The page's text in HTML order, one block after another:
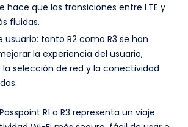
hace que las transiciones entre LTE y
fluidas.
usuario: tanto R2 como R3 se han
la experiencia del usuario,
la selección de red y la conectividad
R1 a R3 representa un viaje